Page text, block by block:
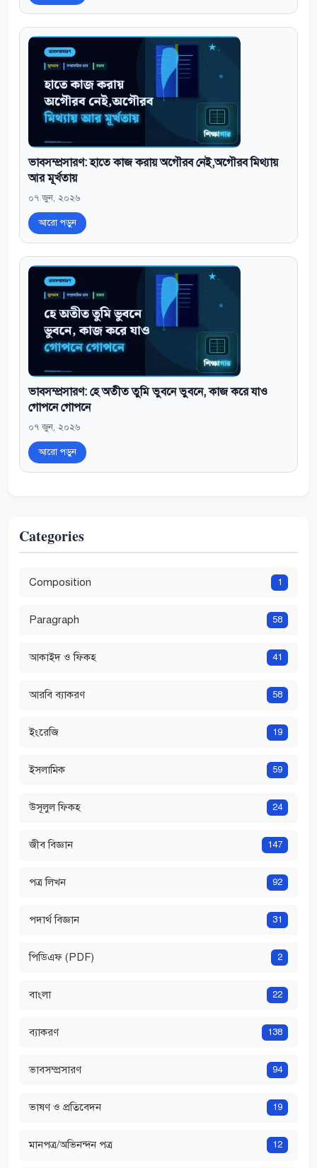
ভাবসম্প্রসারণ: হাতে কাজ করায় অগৌরব নেই,অগৌরব মিথ্যায়
আর মূর্খতায়
০৭ জুন, ২০২৬
আরো পড়ুন
ভাবসম্প্রসারণ: হে অতীত তুমি ভুবনে ভুবনে, কাজ করে যাও
গোপনে গোপনে
০৭ জুন, ২০২৬
আরো পড়ুন
Categories
Composition 1
Paragraph 58
আকাইদ ও ফিকহ 41
আরবি ব্যাকরণ 58
ইংরেজি 19
ইসলামিক 59
উসূলুল ফিকহ 24
জীব বিজ্ঞান 147
পত্র লিখন 92
পদার্থ বিজ্ঞান 31
পিডিএফ (PDF) 2
বাংলা 22
ব্যাকরণ 138
ভাবসম্প্রসারণ 94
ভাষণ ও প্রতিবেদন 19
মানপত্র/অভিনন্দন পত্র 12